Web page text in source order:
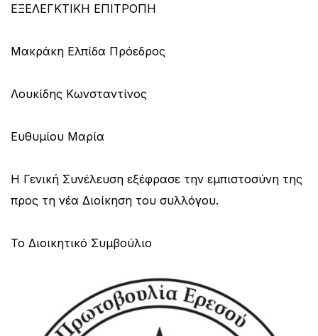
ΕΞΕΛΕΓΚΤΙΚΗ ΕΠΙΤΡΟΠΗ
Μακράκη Ελπίδα Πρόεδρος
Λουκίδης Κωνσταντίνος
Ευθυμίου Μαρία
Η Γενική Συνέλευση εξέφρασε την εμπιστοσύνη της
προς τη νέα Διοίκηση του συλλόγου.
Το Διοικητικό Συμβούλιο